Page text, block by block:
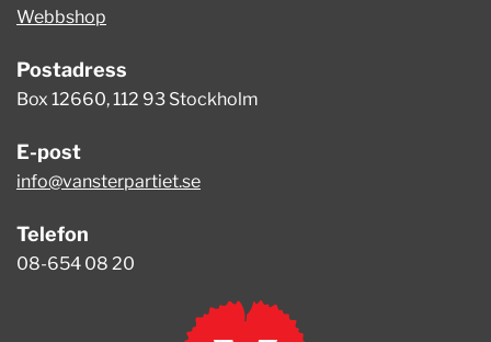
Webbshop
Postadress
Box 12660, 112 93 Stockholm
E-post
info@vansterpartiet.se
Telefon
08-654 08 20